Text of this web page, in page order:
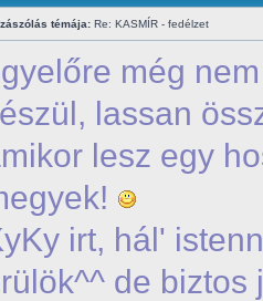
témája: Re: KASMÍR - fedélzet
még
lassan
lesz egy
irt, hál'
de